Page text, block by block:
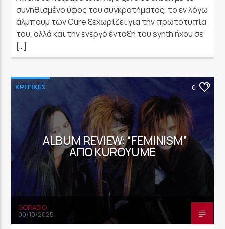
συνηθισμένο ύφος του συγκροτήματος, το εν λόγω
άλμπουμ των Cure ξεχωρίζει για την πρωτοτυπία
του, αλλά και την ενεργό ένταξη του synth ήχου σε
[…]
ΚΡΙΤΙΚΕΣ 0
ALBUM REVIEW: “FEMINISM”
ΑΠΌ KUROYUME
GORADIO
09/10/2025